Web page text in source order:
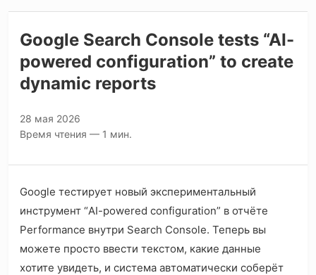
Google Search Console tests “AI-
powered configuration” to create
dynamic reports
28 мая 2026
Время чтения — 1 мин.
Google тестирует новый экспериментальный
инструмент “AI-powered configuration” в отчёте
Performance внутри Search Console. Теперь вы
можете просто ввести текстом, какие данные
хотите увидеть, и система автоматически соберёт